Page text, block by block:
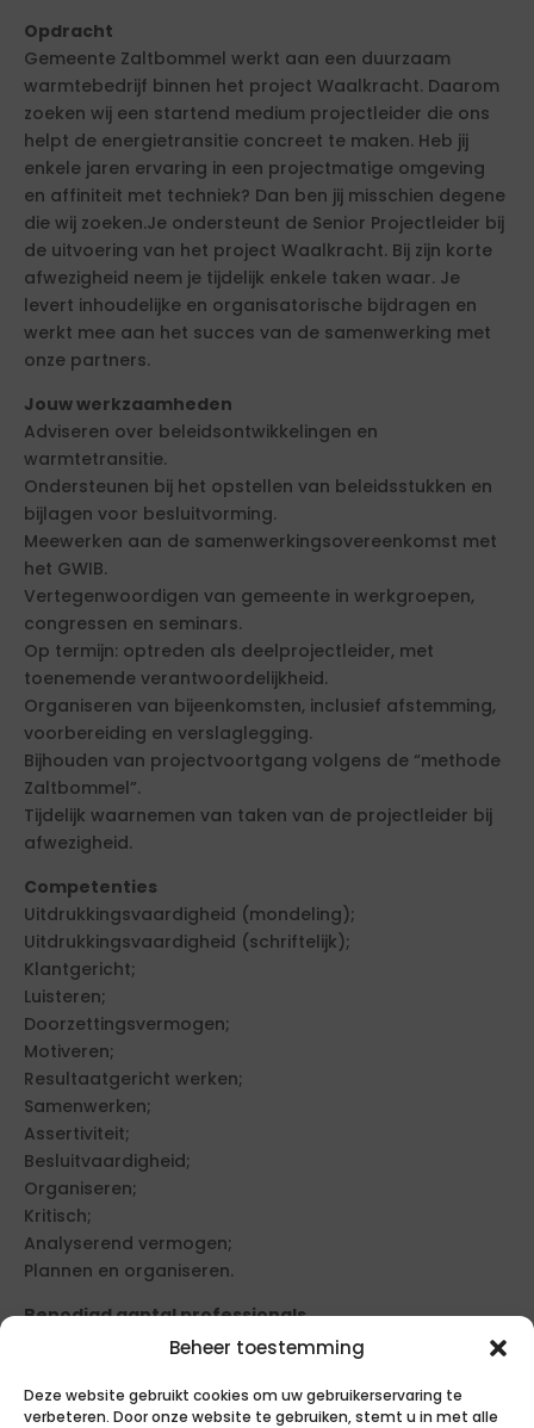
Beheer toestemming
Deze website gebruikt cookies om uw gebruikerservaring te
verbeteren. Door onze website te gebruiken, stemt u in met alle
Opdracht
Gemeente Zaltbommel werkt aan een duurzaam
warmtebedrijf binnen het project Waalkracht. Daarom
zoeken wij een startend medium projectleider die ons
helpt de energietransitie concreet te maken. Heb jij
enkele jaren ervaring in een projectmatige omgeving
en affiniteit met techniek? Dan ben jij misschien degene
die wij zoeken.Je ondersteunt de Senior Projectleider bij
de uitvoering van het project Waalkracht. Bij zijn korte
afwezigheid neem je tijdelijk enkele taken waar. Je
levert inhoudelijke en organisatorische bijdragen en
werkt mee aan het succes van de samenwerking met
onze partners.
Jouw werkzaamheden
Adviseren over beleidsontwikkelingen en
warmtetransitie.
Ondersteunen bij het opstellen van beleidsstukken en
bijlagen voor besluitvorming.
Meewerken aan de samenwerkingsovereenkomst met
het GWIB.
Vertegenwoordigen van gemeente in werkgroepen,
congressen en seminars.
Op termijn: optreden als deelprojectleider, met
toenemende verantwoordelijkheid.
Organiseren van bijeenkomsten, inclusief afstemming,
voorbereiding en verslaglegging.
Bijhouden van projectvoortgang volgens de “methode
Zaltbommel”.
Tijdelijk waarnemen van taken van de projectleider bij
afwezigheid.
Competenties
Uitdrukkingsvaardigheid (mondeling);
Uitdrukkingsvaardigheid (schriftelijk);
Klantgericht;
Luisteren;
Doorzettingsvermogen;
Motiveren;
Resultaatgericht werken;
Samenwerken;
Assertiviteit;
Besluitvaardigheid;
Organiseren;
Kritisch;
Analyserend vermogen;
Plannen en organiseren.
Benodigd aantal professionals
Functieschaal
Deze functie is ingedeeld in functieschaal. Deze